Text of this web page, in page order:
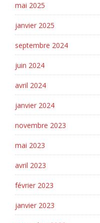
mai 2025
janvier 2025
septembre 2024
juin 2024
avril 2024
janvier 2024
novembre 2023
mai 2023
avril 2023
février 2023
janvier 2023